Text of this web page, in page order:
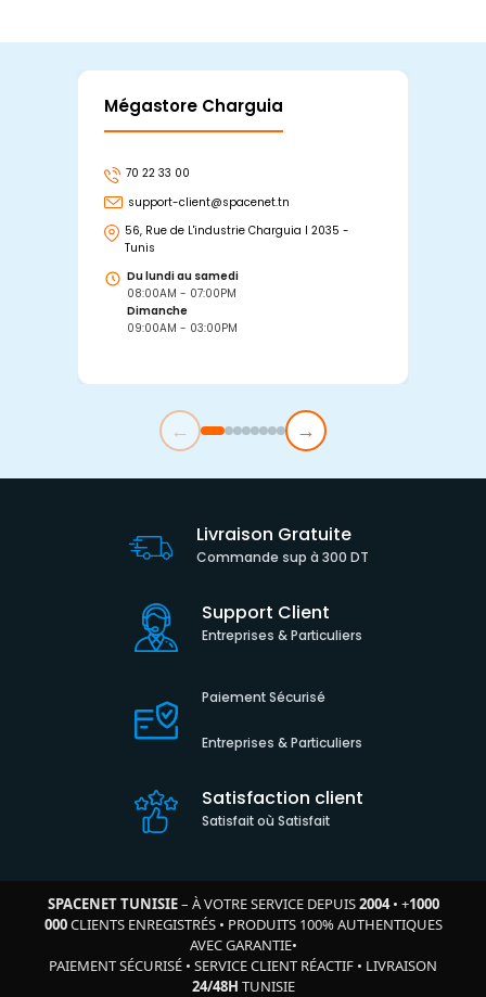
Mégastore Charguia
70 22 33 00
support-client@spacenet.tn
56, Rue de L'industrie Charguia I 2035 -
Tunis
Du lundi au samedi
08:00AM - 07:00PM
Dimanche
09:00AM - 03:00PM
← →
Livraison Gratuite
Commande sup à 300 DT
Support Client
Entreprises & Particuliers
Paiement Sécurisé
Entreprises & Particuliers
Satisfaction client
Satisfait où Satisfait
SPACENET TUNISIE– À VOTRE SERVICE DEPUIS2004• +1000
000CLIENTS ENREGISTRÉS• PRODUITS 100% AUTHENTIQUES
AVEC GARANTIE•
PAIEMENT SÉCURISÉ • SERVICE CLIENT RÉACTIF • LIVRAISON
24/48H TUNISIE